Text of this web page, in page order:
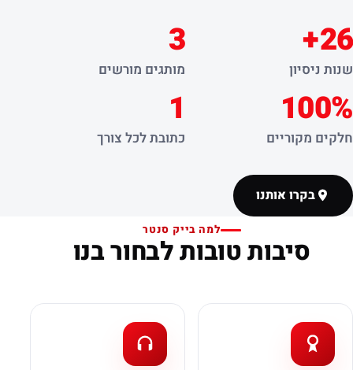
26+
שנות ניסיון
3
מותגים מורשים
100%
חלקים מקוריים
1
כתובת לכל צורך
בקרו אותנו
למה בייק סנטר
סיבות טובות לבחור בנו